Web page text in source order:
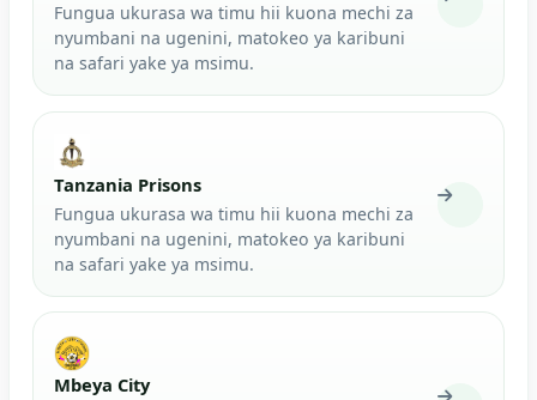
Fungua ukurasa wa timu hii kuona mechi za
nyumbani na ugenini, matokeo ya karibuni
na safari yake ya msimu.
Tanzania Prisons
Fungua ukurasa wa timu hii kuona mechi za
nyumbani na ugenini, matokeo ya karibuni
na safari yake ya msimu.
Mbeya City